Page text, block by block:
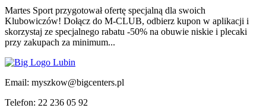
Martes Sport przygotował ofertę specjalną dla swoich
Klubowiczów! Dołącz do M-CLUB, odbierz kupon w aplikacji i
skorzystaj ze specjalnego rabatu -50% na obuwie niskie i plecaki
przy zakupach za minimum...
Email: myszkow@bigcenters.pl
Telefon: 22 236 05 92